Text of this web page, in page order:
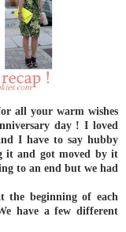
all your warm wishes
day ! I loved
I have to say hubby
it and got moved by it
to an end but we had
the beginning of each
have a few different